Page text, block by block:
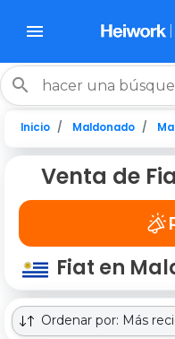
Inicio Maldonado
Venta de
Fiat en
Ordenar por: Más